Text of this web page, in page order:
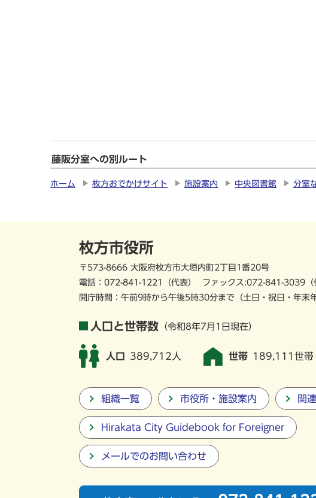
藤阪分室への別ルート
ホーム 枚方おでかけサイト 施設案内 中央図書館 分室
枚方市役所
〒573-8666 大阪府枚方市大垣内町2丁目1番20号
電話： 072-841-1221 （代表） ファックス:072-841-3039（
開庁時間：午前9時から午後5時30分まで （土日・祝日・年末
人口と世帯数 （令和8年7月1日現在）
人口 389,712人 世帯 189,111世帯
組織一覧 市役所・施設案内 関
Hirakata City Guidebook for Foreigner
メールでのお問い合わせ